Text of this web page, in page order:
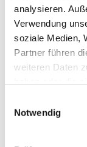
analysieren.
Verwendung
soziale Medien,
Partner führen
weiteren Daten
Notwendig
Im Folgenden